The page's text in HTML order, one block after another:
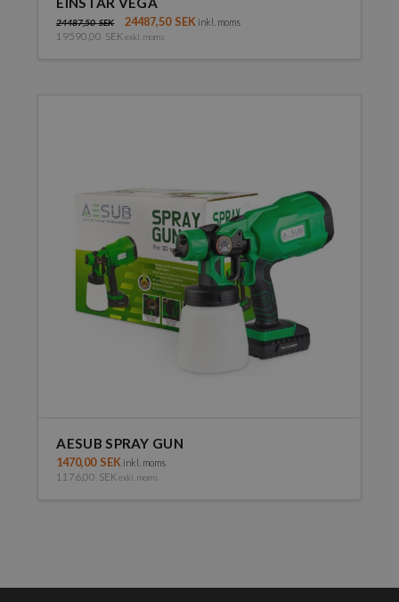
24487,50SEK 24487,50 SEK inkl. moms
19590,00 SEK exkl. moms
produktsidan
AESUB SPRAY GUN
1470,00 SEK inkl. moms
1176,00 SEK exkl. moms